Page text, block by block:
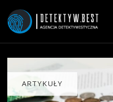
ARTYKUŁY